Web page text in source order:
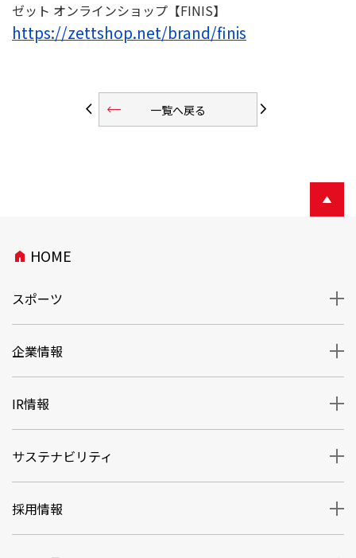
ゼット オンラインショップ【FINIS】
https://zettshop.net/brand/finis
arrow_back_ios 一覧へ戻る
trending_flat arrow_forward_ios
home HOME
スポーツ
企業情報
IR情報
サステナビリティ
採用情報